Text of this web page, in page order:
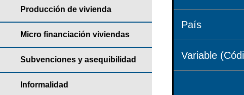
Producción de vivienda
Micro financiación viviendas
Subvenciones y asequibilidad
Informalidad
País
Variable